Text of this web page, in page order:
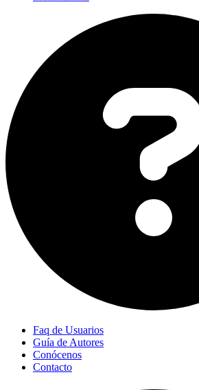
Faq de Usuarios
Guía de Autores
Conócenos
Contacto